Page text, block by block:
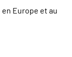
Europe et au